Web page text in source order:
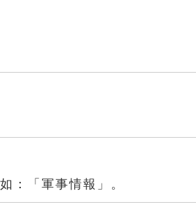
：「軍事情報」。